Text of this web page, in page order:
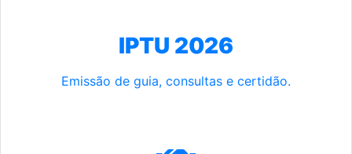
IPTU 2026
Emissão de guia, consultas e certidão.